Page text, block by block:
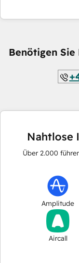
Benötigen
Nahtlose
Über 2.000
Amplitude
Aircall